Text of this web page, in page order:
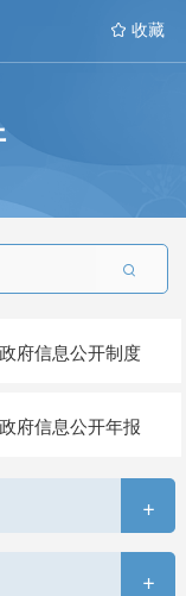
 收藏

政府信息公开制度
政府信息公开年报
+
+